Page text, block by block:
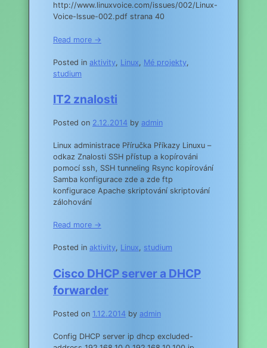
http://www.linuxvoice.com/issues/002/Linux-
Voice-Issue-002.pdf strana 40
Read more →
Posted in aktivity, Linux, Mé projekty,
studium
IT2 znalosti
Posted on 2.12.2014 by admin
Linux administrace Příručka Příkazy Linuxu –
odkaz Znalosti SSH přístup a kopírováni
pomocí ssh, SSH tunneling Rsync kopírování
Samba konfigurace zde a zde ftp
konfigurace Apache skriptování skriptování
zálohování
Read more →
Posted in aktivity, Linux, studium
Cisco DHCP server a DHCP
forwarder
Posted on 1.12.2014 by admin
Config DHCP server ip dhcp excluded-